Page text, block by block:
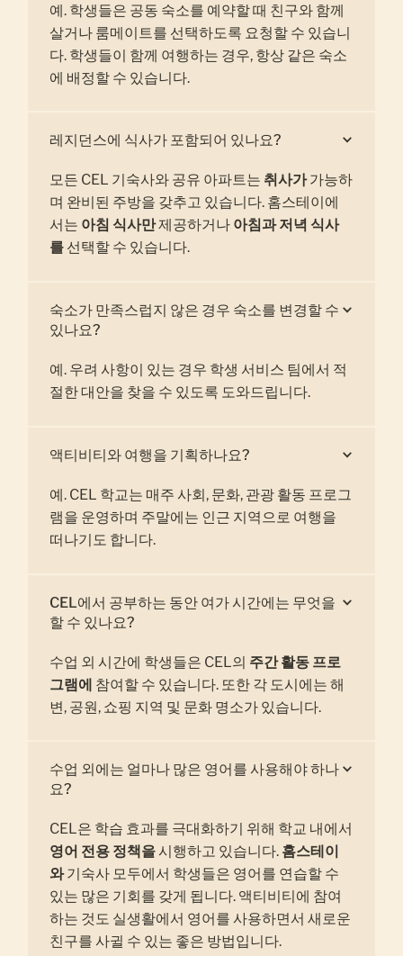
예. 학생들은 공동 숙소를 예약할 때 친구와 함께
살거나 룸메이트를 선택하도록 요청할 수 있습니
다. 학생들이 함께 여행하는 경우, 항상 같은 숙소
에 배정할 수 있습니다.
레지던스에 식사가 포함되어 있나요?
모든 CEL 기숙사와 공유 아파트는 취사가가능하
며 완비된 주방을 갖추고 있습니다. 홈스테이에
서는 아침 식사만제공하거나 아침과 저녁 식사
를 선택할 수 있습니다.
숙소가 만족스럽지 않은 경우 숙소를 변경할 수
있나요?
예. 우려 사항이 있는 경우 학생 서비스 팀에서 적
절한 대안을 찾을 수 있도록 도와드립니다.
액티비티와 여행을 기획하나요?
예. CEL 학교는 매주 사회, 문화, 관광 활동 프로그
램을 운영하며 주말에는 인근 지역으로 여행을
떠나기도 합니다.
CEL에서 공부하는 동안 여가 시간에는 무엇을
할 수 있나요?
수업 외 시간에 학생들은 CEL의 주간 활동 프로
그램에 참여할 수 있습니다. 또한 각 도시에는 해
변, 공원, 쇼핑 지역 및 문화 명소가 있습니다.
수업 외에는 얼마나 많은 영어를 사용해야 하나
요?
CEL은 학습 효과를 극대화하기 위해 학교 내에서
영어 전용 정책을시행하고 있습니다. 홈스테이
와기숙사 모두에서 학생들은 영어를 연습할 수
있는 많은 기회를 갖게 됩니다. 액티비티에 참여
하는 것도 실생활에서 영어를 사용하면서 새로운
친구를 사귈 수 있는 좋은 방법입니다.